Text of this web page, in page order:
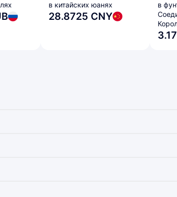
в китайских юанях
28.8725 CNY
в